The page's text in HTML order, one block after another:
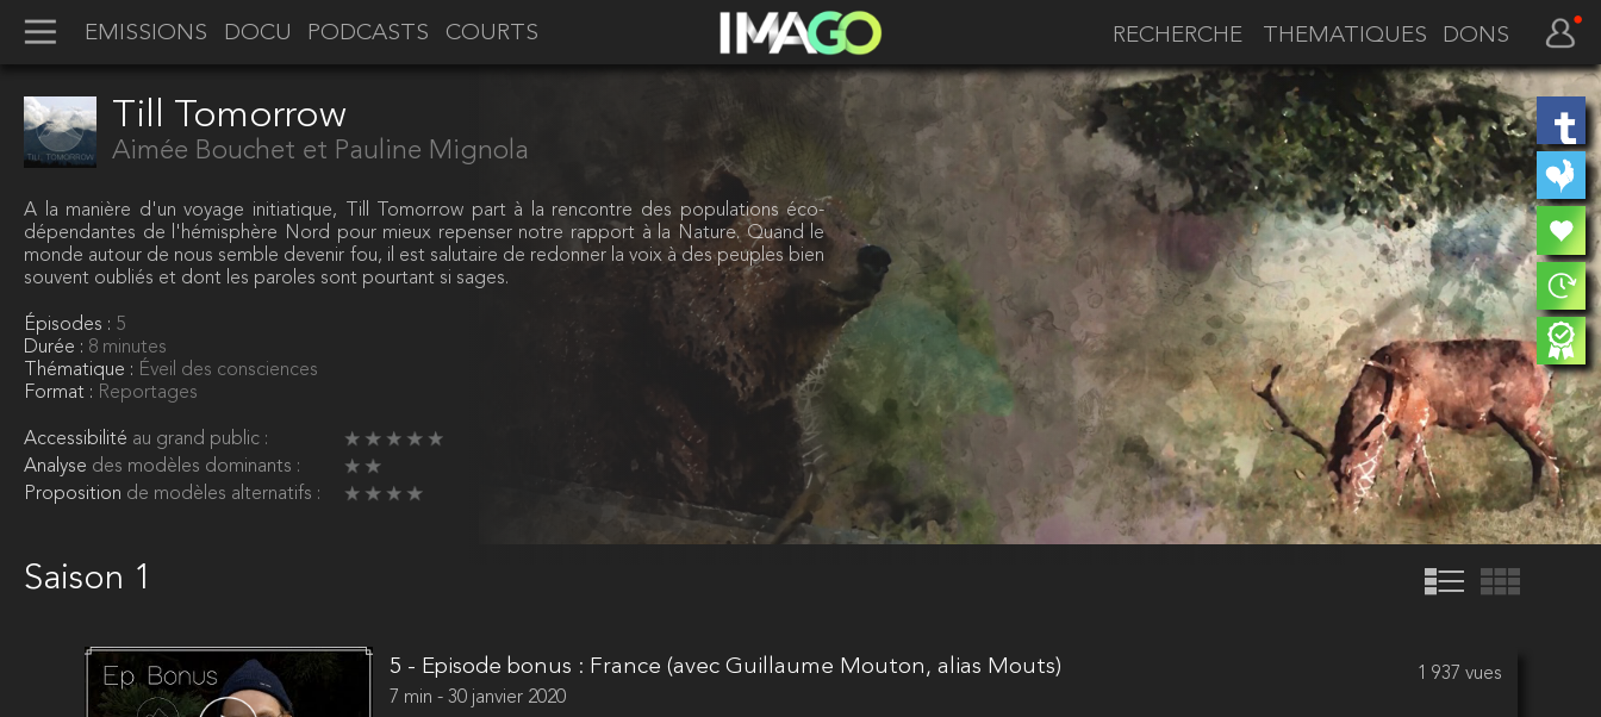
EMISSIONS DOCU PODCASTS COURTS THEMATIQUES DONS
Till Tomorrow
Aimée Bouchet et Pauline Mignola
A la manière d'un voyage initiatique, Till Tomorrow part à la rencontre des populations éco-
dépendantes de l'hémisphère Nord pour mieux repenser notre rapport à la Nature. Quand le
monde autour de nous semble devenir fou, il est salutaire de redonner la voix à des peuples bien
souvent oubliés et dont les paroles sont pourtant si sages.
Épisodes : 5
Durée : 8 minutes
Thématique : Éveil des consciences
Format : Reportages
Accessibilité au grand public :
Analyse des modèles dominants :
Proposition de modèles alternatifs :
Saison 1
5 - Episode bonus : France (avec Guillaume Mouton, alias Mouts)
7 min - 30 janvier 2020
1 937 vues